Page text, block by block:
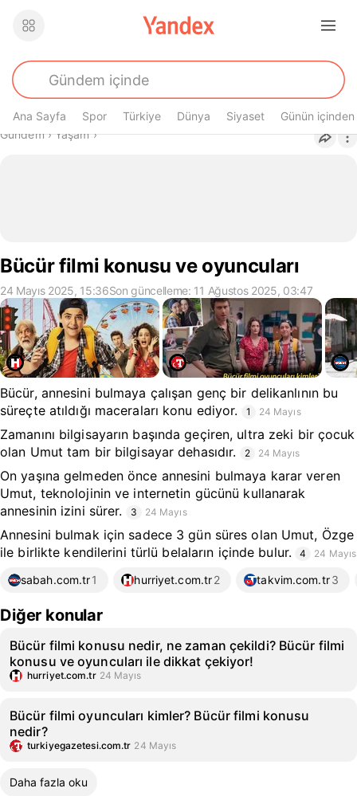
Ana Sayfa Spor Türkiye Dünya Siyaset Günün içinden
Buradasın
Gündem› Yaşam›
Bücür filmi konusu ve oyuncuları
24 Mayıs 2025, 15:36Son güncelleme: 11 Ağustos 2025, 03:47
Bücür, annesini bulmaya çalışan genç bir delikanlının bu
süreçte atıldığı maceraları konu ediyor.
1 24 Mayıs
Zamanını bilgisayarın başında geçiren, ultra zeki bir çocuk
olan Umut tam bir bilgisayar dehasıdır.
2 24 Mayıs
On yaşına gelmeden önce annesini bulmaya karar veren
Umut, teknolojinin ve internetin gücünü kullanarak
annesinin izini sürer.
3 24 Mayıs
Annesini bulmak için sadece 3 gün süres olan Umut, Özge
ile birlikte kendilerini türlü belaların içinde bulur.
4 24 Mayıs
sabah.com.tr1 hurriyet.com.tr2 takvim.com.tr3
Diğer konular
Bücür filmi konusu nedir, ne zaman çekildi? Bücür filmi
konusu ve oyuncuları ile dikkat çekiyor!
hurriyet.com.tr 24 Mayıs
Bücür filmi oyuncuları kimler? Bücür filmi konusu
nedir?
turkiyegazetesi.com.tr 24 Mayıs
Daha fazla oku